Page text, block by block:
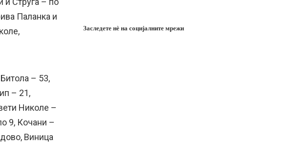
Паланка и
– 53,
– 21,
Николе –
9, Кочани –
Виница
Заследете нѐ на социјалните мрежи